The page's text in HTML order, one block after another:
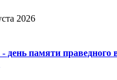
2026
- день памяти праведного